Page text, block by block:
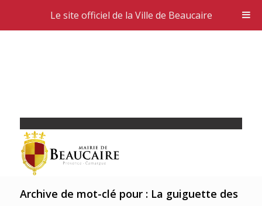
Archive de mot-clé pour : La guiguette des
Le site officiel de la Ville de Beaucaire